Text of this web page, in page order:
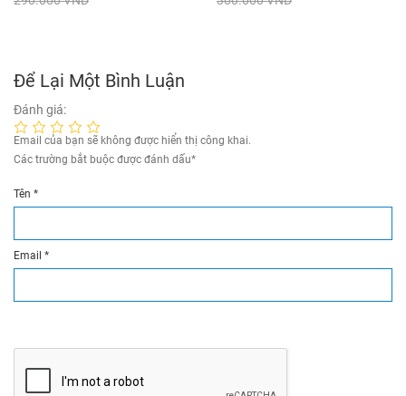
Để Lại Một Bình Luận
Đánh giá:
Email của bạn sẽ không được hiển thị công khai.
Các trường bắt buộc được đánh dấu*
Tên *
Email *